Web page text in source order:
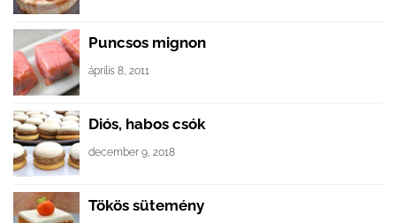
Puncsos mignon
április 8, 2011
Diós, habos csók
december 9, 2018
Tökös sütemény